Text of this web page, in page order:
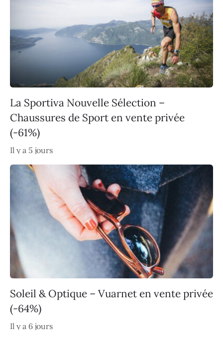
La Sportiva Nouvelle Sélection –
Chaussures de Sport en vente privée
(-61%)
Il y a 5 jours
Soleil & Optique – Vuarnet en vente privée
(-64%)
Il y a 6 jours